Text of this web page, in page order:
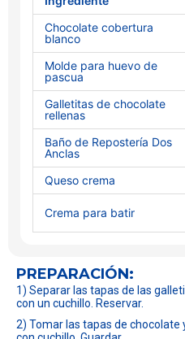
Chocolate cobertura
blanco
Molde para huevo de
pascua
Galletitas de chocolate
rellenas
Baño de Repostería Dos
Anclas
Queso crema
Crema para batir
PREPARACIÓN:
1) Separar las tapas de las
con un cuchillo. Reservar.
2) Tomar las tapas de